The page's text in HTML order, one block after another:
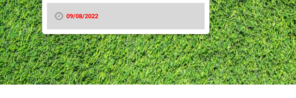
09/08/2022